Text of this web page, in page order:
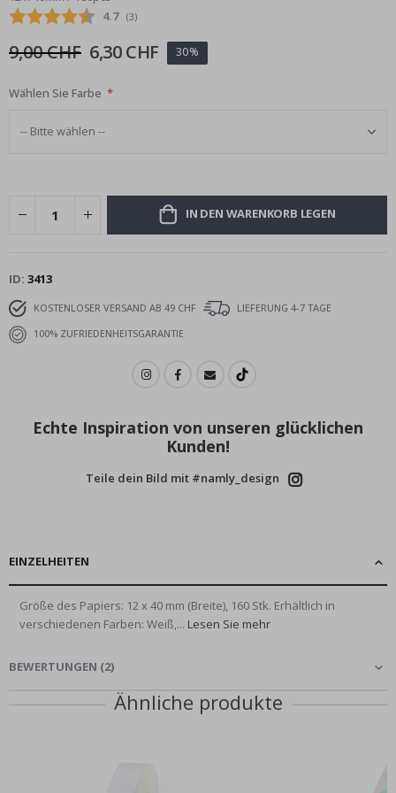
Durchschnittliche Bewertung:
4.7 (abgegebene bewertungen:
3)
9,00 CHF 6,30 CHF 30%
Wählen Sie Farbe
IN DEN WARENKORB LEGEN
ID 3413
KOSTENLOSER VERSAND AB 49 CHF
LIEFERUNG 4-7 TAGE
100% ZUFRIEDENHEITSGARANTIE
Echte Inspiration von unseren glücklichen
Kunden!
Teile dein Bild mit #namly_design
EINZELHEITEN
Größe des Papiers: 12 x 40 mm (Breite), 160 Stk. Erhältlich in
verschiedenen Farben: Weiß,... Lesen Sie mehr
BEWERTUNGEN (2)
Ähnliche produkte